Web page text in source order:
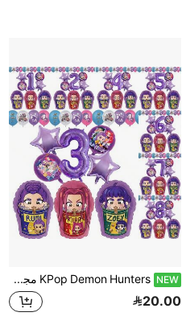
NEW KPop Demon Hunters مجموعة ديكور بالونات حفلة عيد ميلاد أطفال بتصميم K-Pop بنفسجي بطابع الرامن والموسيقى، 1 طقم، مع بالونات براقة وبالونات أرقام، مناسبة لحفلة استقبال المولود وديكور طاولة الكيك والحفلات، بالونات لعبة
20.00